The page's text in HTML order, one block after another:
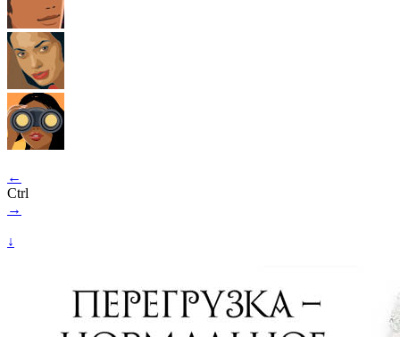
←
Ctrl
→
↓